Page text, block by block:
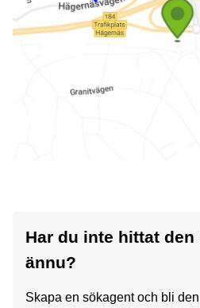
Har du inte hittat
ännu?
Skapa en sökagent och bli